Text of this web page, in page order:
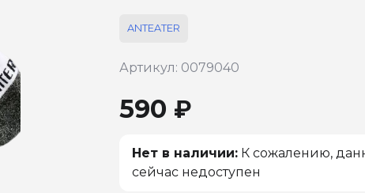
ANTEATER
Артикул: 0079040
590 ₽
Нет в наличии: К сожалению,
сейчас недоступен